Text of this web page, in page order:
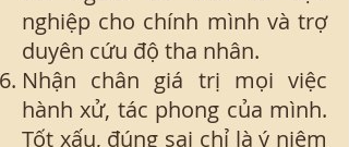
nghiệp cho chính mình và trợ
duyên cứu độ tha nhân.
Nhận chân giá trị mọi việc
hành xử, tác phong của mình.
Tốt xấu, đúng sai chỉ là ý niệm